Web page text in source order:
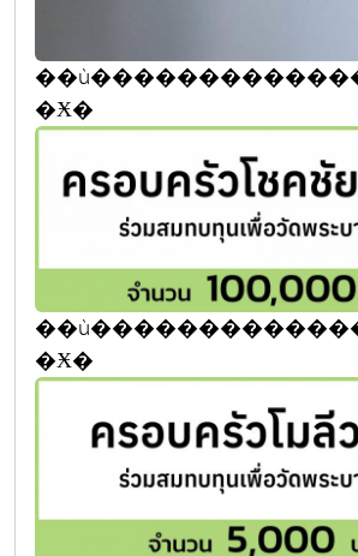
�Ӿ�
�Ӿ�